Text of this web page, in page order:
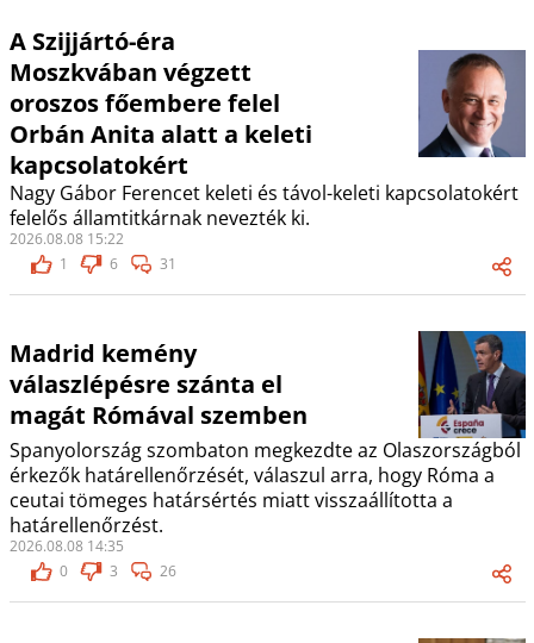
A Szijjártó-éra
Moszkvában végzett
oroszos főembere felel
Orbán Anita alatt a keleti
kapcsolatokért
Nagy Gábor Ferencet keleti és távol-keleti kapcsolatokért
felelős államtitkárnak nevezték ki.
2026.08.08 15:22
1
6 31
Madrid kemény
válaszlépésre szánta el
magát Rómával szemben
Spanyolország szombaton megkezdte az Olaszországból
érkezők határellenőrzését, válaszul arra, hogy Róma a
ceutai tömeges határsértés miatt visszaállította a
határellenőrzést.
2026.08.08 14:35
0
3 26